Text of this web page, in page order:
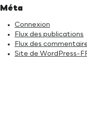
Méta
Connexion
Flux des publications
Flux des
Site de WordPress-